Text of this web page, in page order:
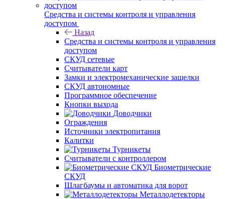
Средства и системы контроля и управления
доступом
Назад
Средства и системы контроля и управления
доступом
СКУД сетевые
Считыватели карт
Замки и электромеханические защелки
СКУД автономные
Программное обеспечение
Кнопки выхода
Доводчики
Ограждения
Источники электропитания
Калитки
Турникеты
Считыватели с контроллером
Биометрические
СКУД
Шлагбаумы и автоматика для ворот
Металлодетекторы